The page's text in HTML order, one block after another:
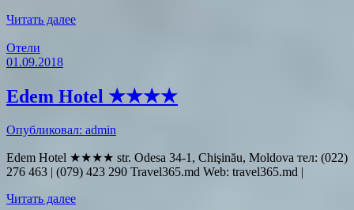
Читать далее
Отели
01.09.2018
Edem Hotel ★★★★
Опубликовал: admin
Edem Hotel ★★★★ str. Odesa 34-1, Chişinău, Moldova тел: (022)
276 463 | (079) 423 290 Travel365.md Web: travel365.md |
Читать далее